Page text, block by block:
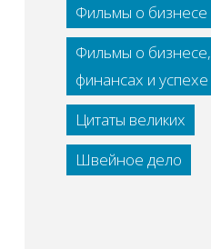
Фильмы о бизнесе
Фильмы о бизнесе,
финансах и успехе
Цитаты великих
Швейное дело